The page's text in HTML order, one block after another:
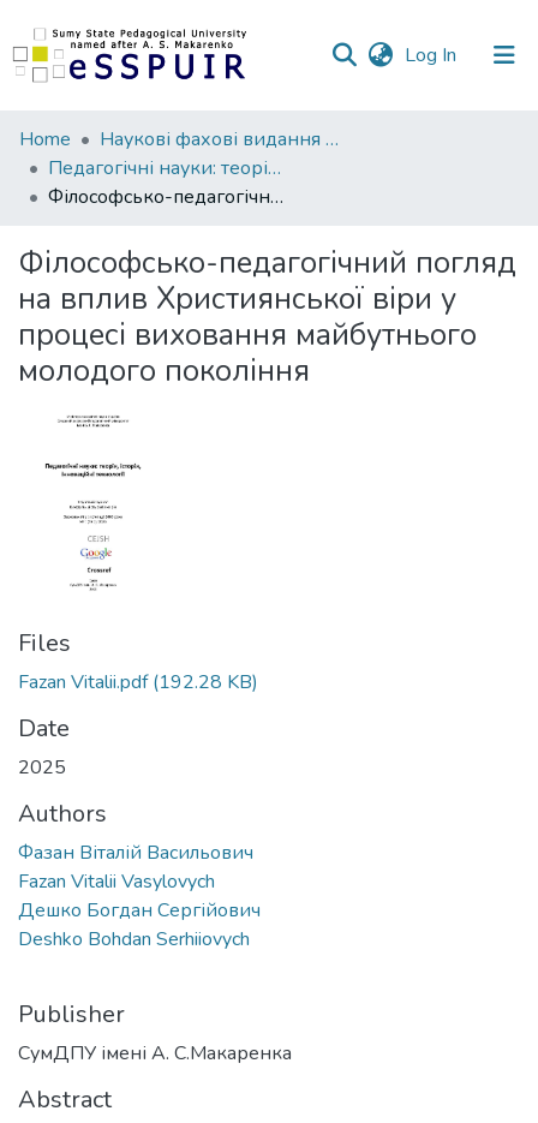
Log In (current)
Communities
&
Collections
Statistics
Home
Наукові фахові видання СумДПУ
Педагогічні науки: теорія, історія, інноваційні технології
Філософсько-педагогічний погляд на вплив Християнської віри у процесі виховання майбутнього молодого покоління
Філософсько-педагогічний погляд
на вплив Християнської віри у
процесі виховання майбутнього
молодого покоління
Files
Fazan Vitalii.pdf(192.28 KB)
Date
2025
Authors
Фазан Віталій Васильович
Fazan Vitalii Vasylovych
Дешко Богдан Сергійович
Deshko Bohdan Serhiiovych
Publisher
СумДПУ імені А. С.Макаренка
Abstract